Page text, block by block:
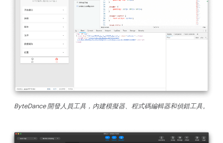
ByteDance 開發人員工具，內建模擬器、程式碼編輯器和偵錯工具。